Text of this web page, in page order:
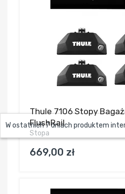
Thule 7106 Stopy
FlushRail
Stopa
669,00 zł
W ostatnich 7 dniach produktem